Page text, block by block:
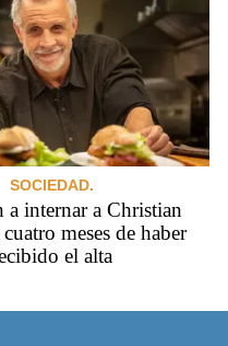
SOCIEDAD.
internar a Christian
cuatro meses de haber
el alta